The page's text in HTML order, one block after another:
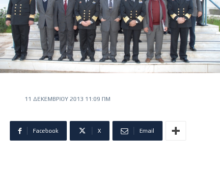
11 ΔΕΚΕΜΒΡΊΟΥ 2013 11:09 ΠΜ
Facebook X Email